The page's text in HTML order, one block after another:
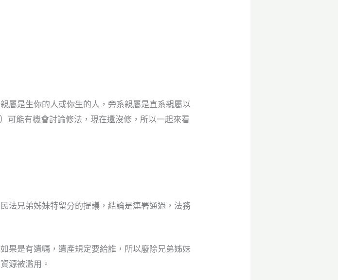
屬是生你的人或你生的人，旁系親屬是直系親屬以
可能有機會討論修法，現在還沒修，所以一起來看
法兄弟姊妹特留分的提議，結論是連署通過，法務
果是有遺囑，遺產規定要給誰，所以廢除兄弟姊妹
源被濫用。